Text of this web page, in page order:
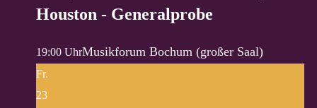
Houston - Generalprobe
19:00 UhrMusikforum Bochum (großer Saal)
Fr.
23